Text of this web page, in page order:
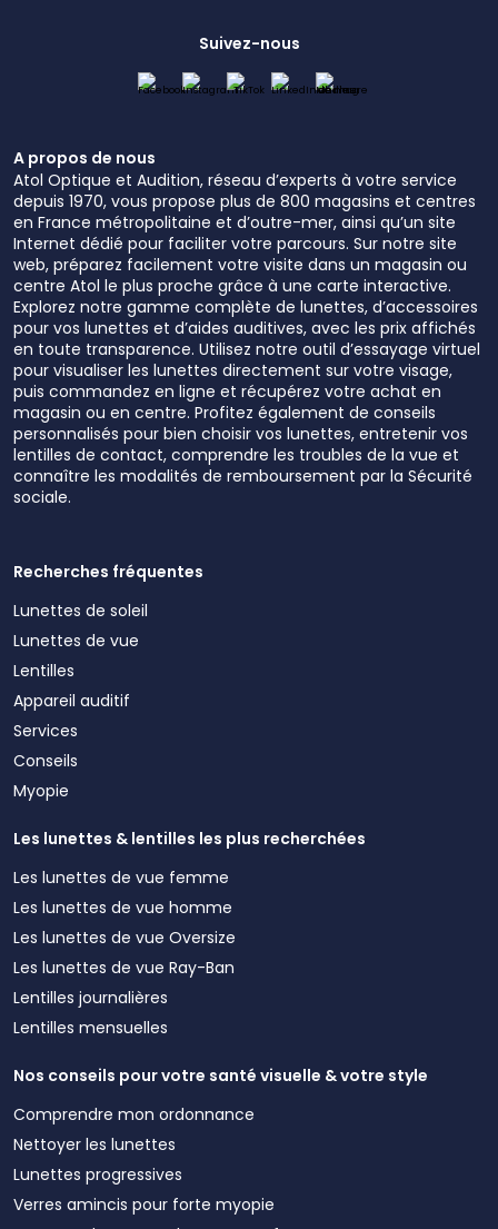
Suivez-nous
A propos de nous
Atol Optique et Audition, réseau d’experts à votre service
depuis 1970, vous propose plus de 800 magasins et centres
en France métropolitaine et d’outre-mer, ainsi qu’un site
Internet dédié pour faciliter votre parcours. Sur notre site
web, préparez facilement votre visite dans un magasin ou
centre Atol le plus proche grâce à une carte interactive.
Explorez notre gamme complète de lunettes, d’accessoires
pour vos lunettes et d’aides auditives, avec les prix affichés
en toute transparence. Utilisez notre outil d’essayage virtuel
pour visualiser les lunettes directement sur votre visage,
puis commandez en ligne et récupérez votre achat en
magasin ou en centre. Profitez également de conseils
personnalisés pour bien choisir vos lunettes, entretenir vos
lentilles de contact, comprendre les troubles de la vue et
connaître les modalités de remboursement par la Sécurité
sociale.
Recherches fréquentes
Lunettes de soleil
Lunettes de vue
Lentilles
Appareil auditif
Services
Conseils
Myopie
Les lunettes & lentilles les plus recherchées
Les lunettes de vue femme
Les lunettes de vue homme
Les lunettes de vue Oversize
Les lunettes de vue Ray-Ban
Lentilles journalières
Lentilles mensuelles
Nos conseils pour votre santé visuelle & votre style
Comprendre mon ordonnance
Nettoyer les lunettes
Lunettes progressives
Verres amincis pour forte myopie